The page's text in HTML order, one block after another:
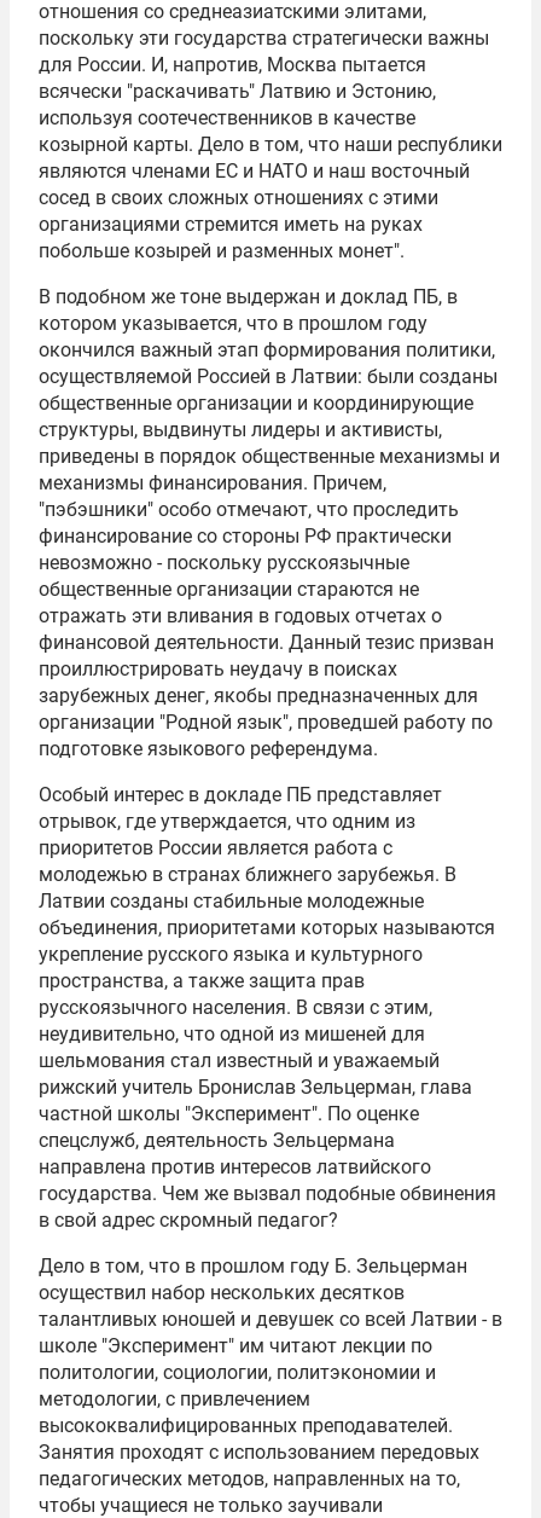
отношения со среднеазиатскими элитами,
поскольку эти государства стратегически важны
для России. И, напротив, Москва пытается
всячески "раскачивать" Латвию и Эстонию,
используя соотечественников в качестве
козырной карты. Дело в том, что наши республики
являются членами ЕС и НАТО и наш восточный
сосед в своих сложных отношениях с этими
организациями стремится иметь на руках
побольше козырей и разменных монет".
В подобном же тоне выдержан и доклад ПБ, в
котором указывается, что в прошлом году
окончился важный этап формирования политики,
осуществляемой Россией в Латвии: были созданы
общественные организации и координирующие
структуры, выдвинуты лидеры и активисты,
приведены в порядок общественные механизмы и
механизмы финансирования. Причем,
"пэбэшники" особо отмечают, что проследить
финансирование со стороны РФ практически
невозможно - поскольку русскоязычные
общественные организации стараются не
отражать эти вливания в годовых отчетах о
финансовой деятельности. Данный тезис призван
проиллюстрировать неудачу в поисках
зарубежных денег, якобы предназначенных для
организации "Родной язык", проведшей работу по
подготовке языкового референдума.
Особый интерес в докладе ПБ представляет
отрывок, где утверждается, что одним из
приоритетов России является работа с
молодежью в странах ближнего зарубежья. В
Латвии созданы стабильные молодежные
объединения, приоритетами которых называются
укрепление русского языка и культурного
пространства, а также защита прав
русскоязычного населения. В связи с этим,
неудивительно, что одной из мишеней для
шельмования стал известный и уважаемый
рижский учитель Бронислав Зельцерман, глава
частной школы "Эксперимент". По оценке
спецслужб, деятельность Зельцермана
направлена против интересов латвийского
государства. Чем же вызвал подобные обвинения
в свой адрес скромный педагог?
Дело в том, что в прошлом году Б. Зельцерман
осуществил набор нескольких десятков
талантливых юношей и девушек со всей Латвии - в
школе "Эксперимент" им читают лекции по
политологии, социологии, политэкономии и
методологии, с привлечением
высококвалифицированных преподавателей.
Занятия проходят с использованием передовых
педагогических методов, направленных на то,
чтобы учащиеся не только заучивали